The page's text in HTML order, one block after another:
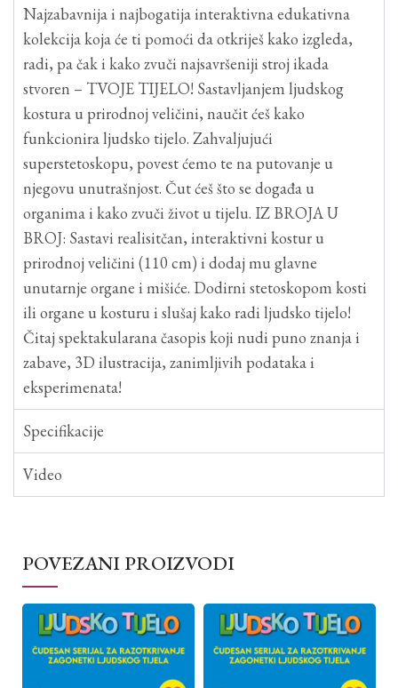
Najzabavnija i najbogatija interaktivna edukativna
kolekcija koja će ti pomoći da otkriješ kako izgleda,
radi, pa čak i kako zvuči najsavršeniji stroj ikada
stvoren – TVOJE TIJELO! Sastavljanjem ljudskog
kostura u prirodnoj veličini, naučit ćeš kako
funkcionira ljudsko tijelo. Zahvaljujući
superstetoskopu, povest ćemo te na putovanje u
njegovu unutrašnjost. Čut ćeš što se događa u
organima i kako zvuči život u tijelu. IZ BROJA U
BROJ: Sastavi realisitčan, interaktivni kostur u
prirodnoj veličini (110 cm) i dodaj mu glavne
unutarnje organe i mišiće. Dodirni stetoskopom kosti
ili organe u kosturu i slušaj kako radi ljudsko tijelo!
Čitaj spektakularana časopis koji nudi puno znanja i
zabave, 3D ilustracija, zanimljivih podataka i
eksperimenata!
Specifikacije
Video
POVEZANI PROIZVODI